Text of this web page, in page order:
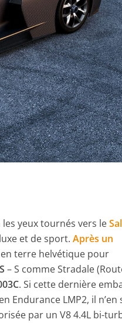
les yeux tournés vers le
et de sport.Après un
terre helvétique pour
– S comme Stradale
. Si cette dernière
Endurance LMP2, il n’en
par un V8 4.4L bi-